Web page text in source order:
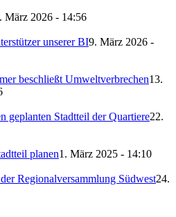
März 2026 - 14:56
unserer BI9. März 2026 -
beschließt Umweltverbrechen13.
geplanten Stadtteil der Quartiere22.
planen1. März 2025 - 14:10
Regionalversammlung Südwest24.